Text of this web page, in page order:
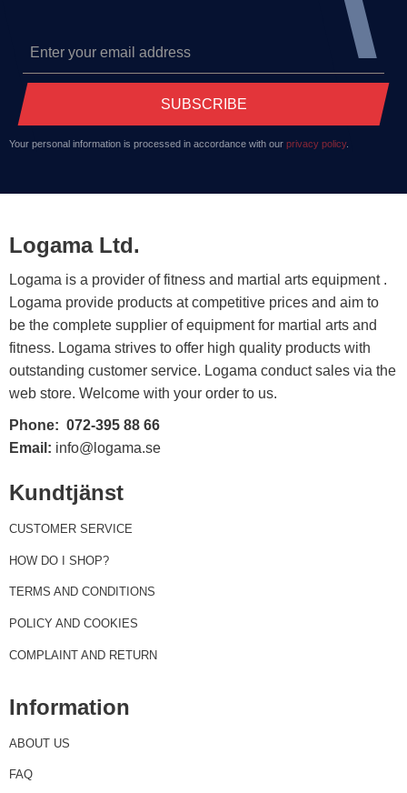
SUBSCRIBE
Your personal information is processed in accordance with our privacy policy.
Logama Ltd.
Logama is a provider of fitness and martial arts equipment .
Logama provide products at competitive prices and aim to
be the complete supplier of equipment for martial arts and
fitness. Logama strives to offer high quality products with
outstanding customer service. Logama conduct sales via the
web store. Welcome with your order to us.
Phone: 072-395 88 66
Email: info@logama.se
Kundtjänst
CUSTOMER SERVICE
HOW DO I SHOP?
TERMS AND CONDITIONS
POLICY AND COOKIES
COMPLAINT AND RETURN
Information
ABOUT US
FAQ